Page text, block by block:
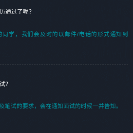
通过了呢？
学，我们会及时的以邮件/电话的形式通知到
？
笔试的要求，会在通知面试的时候一并告知。